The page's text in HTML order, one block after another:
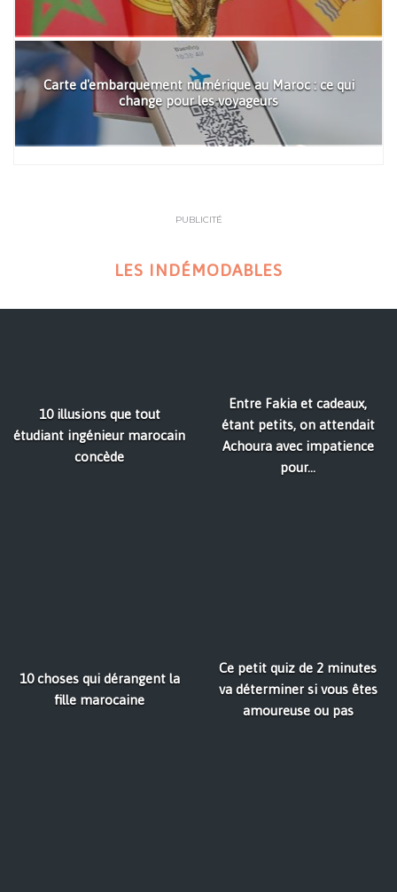
Carte d'embarquement numérique au Maroc : ce qui
change pour les voyageurs
PUBLICITÉ
LES INDÉMODABLES
10 illusions que tout
étudiant ingénieur marocain
concède
Entre Fakia et cadeaux,
étant petits, on attendait
Achoura avec impatience
pour...
10 choses qui dérangent la
fille marocaine
Ce petit quiz de 2 minutes
va déterminer si vous êtes
amoureuse ou pas